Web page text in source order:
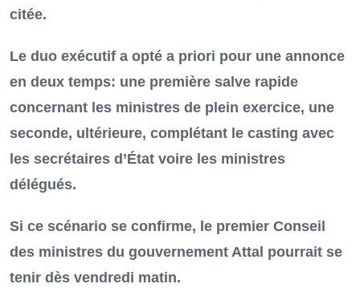
citée.
Le duo exécutif a opté a priori pour une annonce
en deux temps: une première salve rapide
concernant les ministres de plein exercice, une
seconde, ultérieure, complétant le casting avec
les secrétaires d’État voire les ministres
délégués.
Si ce scénario se confirme, le premier Conseil
des ministres du gouvernement Attal pourrait se
tenir dès vendredi matin.